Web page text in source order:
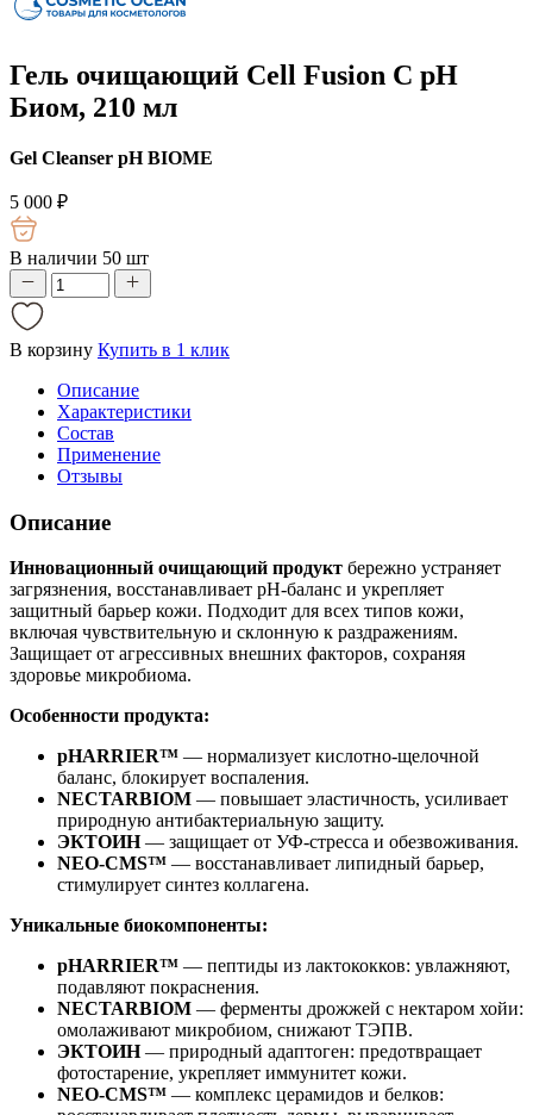
Гель очищающий Cell Fusion C pH
Биом, 210 мл
Gel Cleanser pH BIOME
5 000 ₽
В наличии 50 шт
В корзину Купить в 1 клик
Описание
Характеристики
Состав
Применение
Отзывы
Описание
Инновационный очищающий продукт бережно устраняет
загрязнения, восстанавливает pH-баланс и укрепляет
защитный барьер кожи. Подходит для всех типов кожи,
включая чувствительную и склонную к раздражениям.
Защищает от агрессивных внешних факторов, сохраняя
здоровье микробиома.
Особенности продукта:
pHARRIER™ — нормализует кислотно-щелочной
баланс, блокирует воспаления.
NECTARBIOM — повышает эластичность, усиливает
природную антибактериальную защиту.
ЭКТОИН— защищает от УФ-стресса и обезвоживания.
NEO-CMS™ — восстанавливает липидный барьер,
стимулирует синтез коллагена.
Уникальные биокомпоненты:
pHARRIER™ — пептиды из лактококков: увлажняют,
подавляют покраснения.
NECTARBIOM — ферменты дрожжей с нектаром хойи:
омолаживают микробиом, снижают ТЭПВ.
ЭКТОИН— природный адаптоген: предотвращает
фотостарение, укрепляет иммунитет кожи.
NEO-CMS™ — комплекс церамидов и белков: